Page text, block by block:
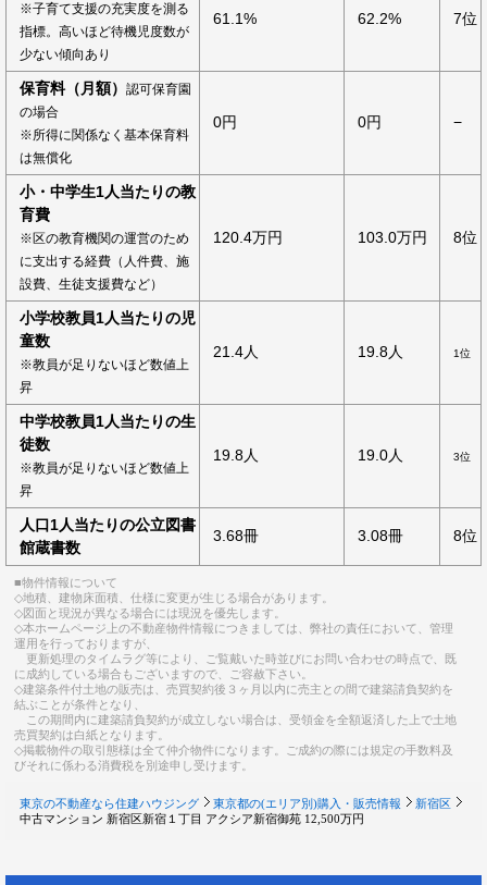
※子育て支援の充実度を測る
指標。高いほど待機児度数が
少ない傾向あり
61.1% 62.2% 7位
保育料（月額）
認可保育園
の場合
※所得に関係なく基本保育料
は無償化
0円 0円 −
小・中学生1人当たりの教
育費
※区の教育機関の運営のため
に支出する経費（人件費、施
設費、生徒支援費など）
120.4万円 103.0万円 8位
小学校教員1人当たりの児
童数
※教員が足りないほど数値上
昇
21.4人 19.8人 1位
中学校教員1人当たりの生
徒数
※教員が足りないほど数値上
昇
19.8人 19.0人 3位
人口1人当たりの公立図書
館蔵書数
3.68冊 3.08冊 8位
■物件情報について
◇地積、建物床面積、仕様に変更が生じる場合があります。
◇図面と現況が異なる場合には現況を優先します。
◇本ホームページ上の不動産物件情報につきましては、弊社の責任において、管理
運用を行っておりますが、
更新処理のタイムラグ等により、ご覧戴いた時並びにお問い合わせの時点で、既
に成約している場合もございますので、ご容赦下さい。
◇建築条件付土地の販売は、売買契約後３ヶ月以内に売主との間で建築請負契約を
結ぶことが条件となり、
この期間内に建築請負契約が成立しない場合は、受領金を全額返済した上で土地
売買契約は白紙となります。
◇掲載物件の取引態様は全て仲介物件になります。ご成約の際には規定の手数料及
びそれに係わる消費税を別途申し受けます。
東京の不動産なら住建ハウジング 東京都の(エリア別)購入・販売情報
新宿区
中古マンション 新宿区新宿１丁目 アクシア新宿御苑 12,500万円